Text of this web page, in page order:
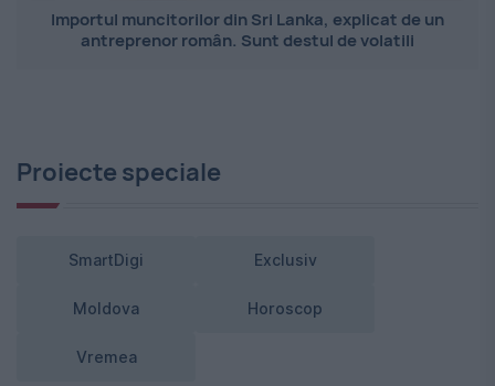
Importul muncitorilor din Sri Lanka, explicat de un
antreprenor român. Sunt destul de volatili
Proiecte speciale
SmartDigi Exclusiv
Moldova Horoscop
Vremea